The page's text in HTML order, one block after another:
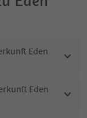
Eden
Eden